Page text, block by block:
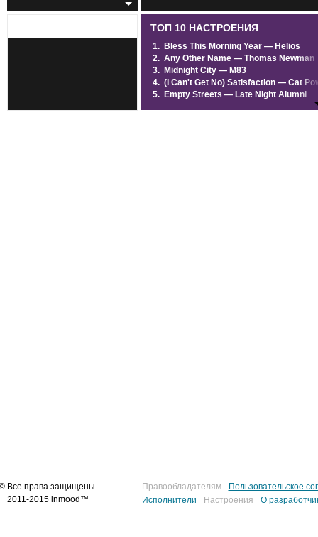
44% 12. Stream Of Consciousnes —
73% 14. Me & Creed (OST Синий
85% 15. Night Time — The XX
88% 16. Love Me Leave Me (feat Anji
ТОП 10 НАСТРОЕНИЯ
1. Bless This Morning Year — Helios
2. Any Other Name — Thomas Newman
3. Midnight City — M83
4. (I Can't Get No) Satisfaction — Cat
5. Empty Streets — Late Night Alumni
Все права защищены
2011-2015 inmood™
Правообладателям
Пользовательское
Исполнители
Настроения О